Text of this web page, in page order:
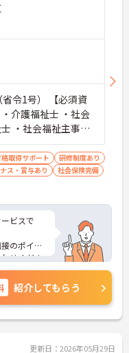
） 【必須資
介護福祉士 ・社会
・社会福祉主事
経験 ・介護サービ
実務経験 ・運営マ
経験 ・チームマネ
普
取得サポート
研修制度あり
ス・賞与あり
社会保険完備
ビスで
のポイン
せくださ
紹介してもらう
更新日：2026年05月29日